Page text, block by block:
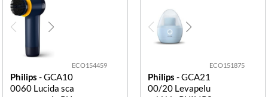
ECO154459
Philips - GCA10
0060 Lucida sca
ECO151875
Philips - GCA21
00/20 Levapelu